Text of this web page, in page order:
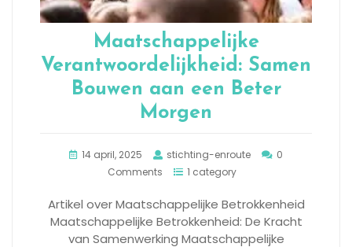
Maatschappelijke
Verantwoordelijkheid: Samen
Bouwen aan een Beter
Morgen
14 april, 2025 stichting-enroute
0
Comments
1 category
Artikel over Maatschappelijke Betrokkenheid
Maatschappelijke Betrokkenheid: De Kracht
van Samenwerking Maatschappelijke